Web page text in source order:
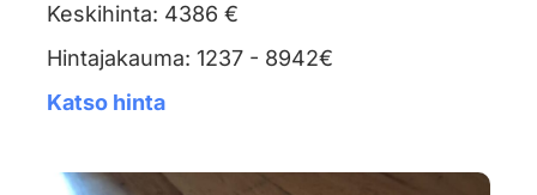
Keskihinta: 4386 €
Hintajakauma: 1237 - 8942€
Katso hinta